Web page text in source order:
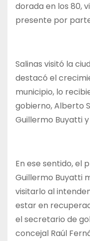
dorada en los 80,
presente por
Salinas visitó la
destacó el
municipio, lo
gobierno, Alberto
Guillermo Buyatti
En ese sentido, el
Guillermo Buyatti
visitarlo al
estar en
el secretario de
concejal Raúl